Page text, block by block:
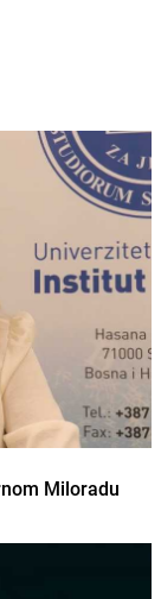
Miloradu